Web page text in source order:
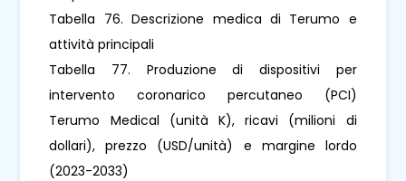
Tabella 76. Descrizione medica di Terumo e
attività principali
Tabella 77. Produzione di dispositivi per
intervento coronarico percutaneo (PCI)
Terumo Medical (unità K), ricavi (milioni di
dollari), prezzo (USD/unità) e margine lordo
(2023-2033)